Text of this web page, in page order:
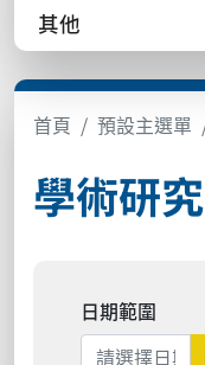
其他
首頁 預設主選單
學術研究
日期範圍